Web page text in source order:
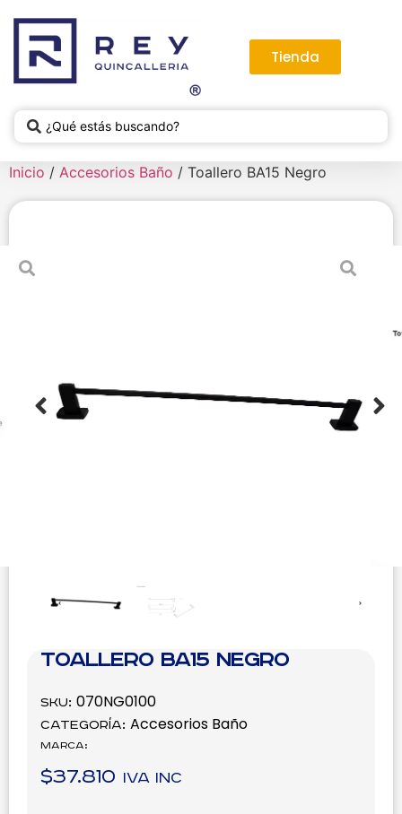
Tienda
Inicio / Accesorios Baño / Toallero BA15 Negro
Toallero BA15 Negro
SKU: 070NG0100
Categoría: Accesorios Baño
Marca:
$37.810 IVA inc